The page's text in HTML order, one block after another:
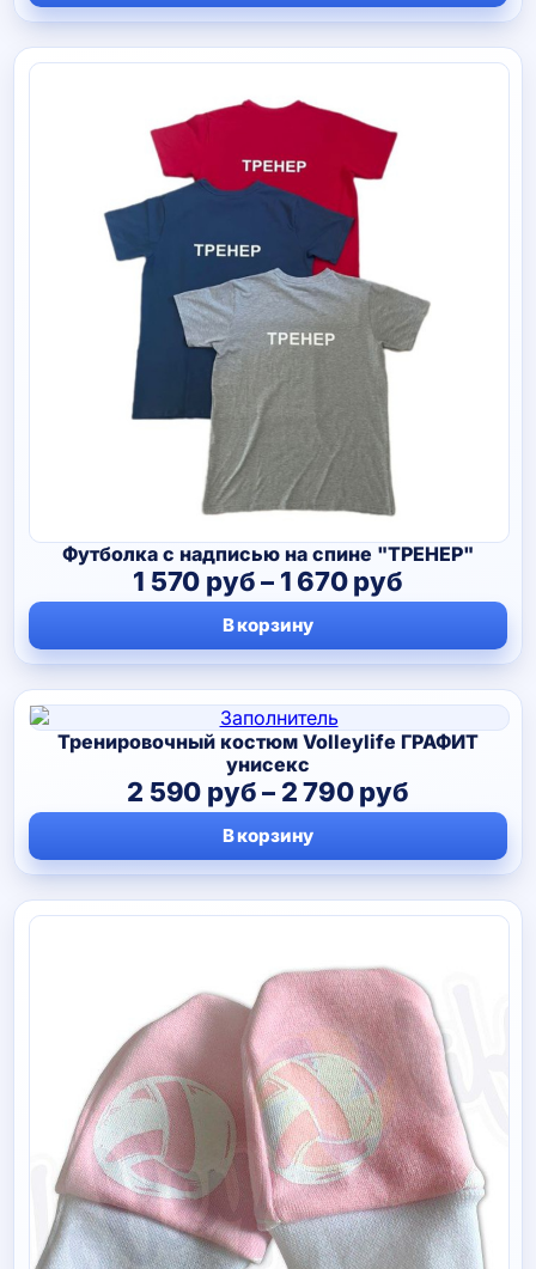
Футболка с надписью на спине "ТРЕНЕР"
1 570 руб– 1 670рубДиапазон
цен:
1
570 руб
–
1
В корзину
Тренировочный костюм Volleylife ГРАФИТ
унисекс
2 590 руб– 2 790руб
цен:
2
590 руб
–
790 руб
В корзину